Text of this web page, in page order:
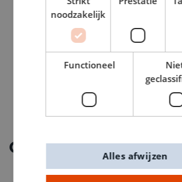
ARTIKELNUMMER
Ontdek meer
noodzakelijk
Functioneel
Alles afwijzen